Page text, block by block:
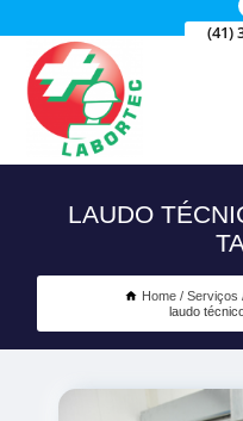
(41)
LAUDO
Home Serviços
laudo